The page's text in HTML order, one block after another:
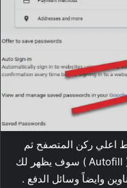
اعلي ركن المتصفح ثم
تقوم باختيار الاعدادت و البحث عن كلمة( Autofill ) سوف يظهر لك
وايضاً وسائل الدفع .